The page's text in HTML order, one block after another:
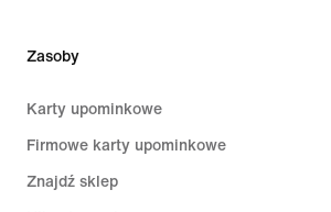
Zasoby
Karty upominkowe
Firmowe karty upominkowe
Znajdź sklep